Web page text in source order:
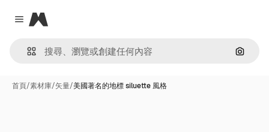
Close menu
Magnific
通過圖
首頁/素材庫/矢量/美國著名的地標 siluette 風格